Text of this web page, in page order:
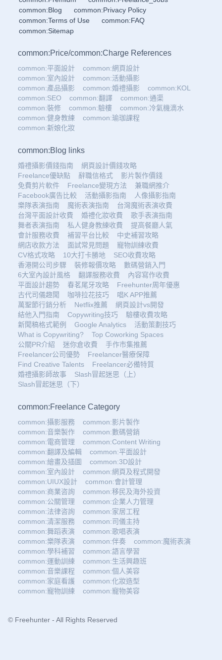
common:Blog
common:Privacy Policy
common:Terms of Use
common:FAQ
common:Sitemap
common:Price/common:Charge References
common:平面設計
common:網頁設計
common:室內設計
common:活動攝影
common:產品攝影
common:婚禮攝影
common:KOL
common:SEO
common:翻譯
common:通渠
common:裝修
common:驗樓
common:冷氣機滴水
common:健身教練
common:瑜珈課程
common:新娘化妝
common:Blog links
婚禮攝影價錢指南
網頁設計價錢攻略
Freelance優缺點
辭職信格式
影片製作價錢
免費剪片軟件
Freelance變現方法
兼職網推介
Facebook廣告比較
活動攝影指南
人像攝影指南
樂隊表演指南
魔術表演指南
台灣魔術表演收費
台灣平面設計收費
婚禮化妝收費
歌手表演指南
舞者表演指南
私人健身教練收費
提高餐廳人氣
會計服務收費
補習平台比較
中史補習攻略
網店收款方法
面試常見問題
寵物訓練收費
CV格式攻略
10大打卡勝地
SEO收費攻略
香港開公司步驟
裝修報價攻略
數碼營銷入門
6大室內設計風格
翻譯服務收費
內容寫作收費
平面設計趨勢
春茗尾牙攻略
Freehunter周年優惠
古代司儀趣聞
咖啡拉花技巧
唱K APP推薦
萬聖節行銷分析
Netflix推薦
網頁設計vs開發
結他入門指南
Copywriting技巧
驗樓收費攻略
新聞稿格式範例
Google Analytics
活動策劃技巧
What is Copywriting?
Top Coworking Spaces
公關PR介紹
迷你倉收費
手作市集推薦
Freelancer公司優勢
Freelancer醫療保障
Find Creative Talents
Freelancer必備特質
婚禮攝影師故事
Slash冒起迷思（上）
Slash冒起迷思（下）
common:Freelance Category
common:攝影服務
common:影片製作
common:音樂製作
common:數碼營銷
common:電商管理
common:Content Writing
common:翻譯及編輯
common:平面設計
common:繪畫及插圖
common:3D設計
common:室內設計
common:網頁及程式開發
common:UIUX設計
common:會計管理
common:商業咨詢
common:移民及海外投資
common:公關管理
common:企業人力管理
common:法律咨詢
common:家居工程
common:清潔服務
common:司儀主持
common:舞蹈表演
common:歌唱表演
common:樂隊表演
common:伴奏
common:魔術表演
common:學科補習
common:語言學習
common:運動訓練
common:生活興趣班
common:音樂課程
common:個人美容
common:家庭看護
common:化妝造型
common:寵物訓練
common:寵物美容
© Freehunter - All Rights Reserved